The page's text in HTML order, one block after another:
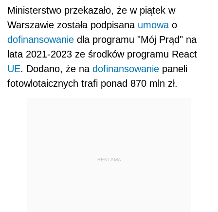
Ministerstwo przekazało, że w piątek w
Warszawie została podpisana umowa o
dofinansowanie dla programu "Mój Prąd" na
lata 2021-2023 ze środków programu React
UE. Dodano, że na dofinansowanie paneli
fotowlotaicznych trafi ponad 870 mln zł.
REKLAMA